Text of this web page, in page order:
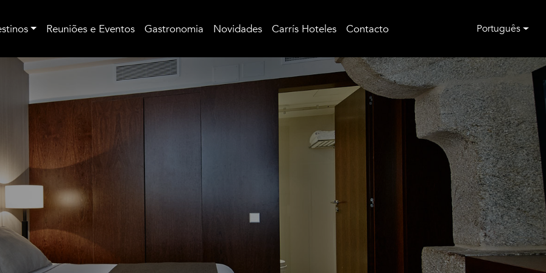
Reuniões e Eventos Gastronomia Novidades Carrís Hoteles Contacto Português